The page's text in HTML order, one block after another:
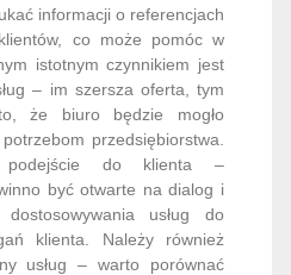
informacji o referencjach
co może pomóc w
istotnym czynnikiem jest
– im szersza oferta, tym
że biuro będzie mogło
przedsiębiorstwa.
do klienta –
być otwarte na dialog i
usług do
klienta. Należy również
usług – warto porównać